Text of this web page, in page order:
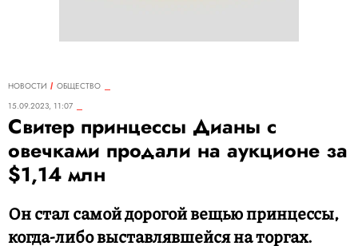
НОВОСТИ
ОБЩЕСТВО
15.09.2023, 11:07
Свитер принцессы Дианы с
овечками продали на аукционе за
$1,14 млн
Он стал самой дорогой вещью принцессы,
когда-либо выставлявшейся на торгах.